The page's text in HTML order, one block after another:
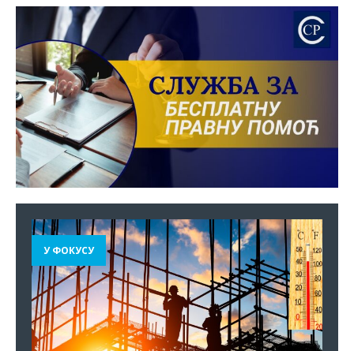
У ФОКУСУ